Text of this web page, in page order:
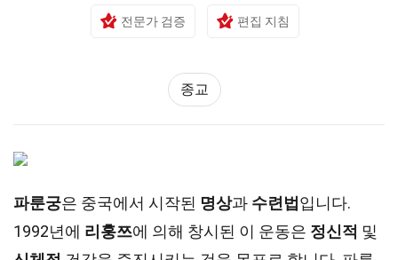
전문가 검증 편집 지침
종교
파룬궁은 중국에서 시작된 명상과 수련법 입니다.
1992년에 리훙쯔에 의해 창시된 이 운동은 정신적 및